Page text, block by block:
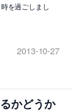
を過ごしまし
2013-10-27
かどうか